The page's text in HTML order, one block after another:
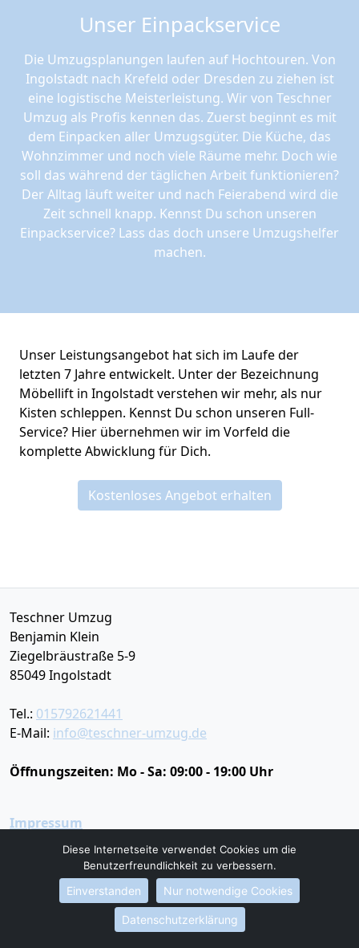
Unser Einpackservice
Die Umzugsplanungen laufen auf Hochtouren. Von
Ingolstadt nach Krefeld oder Dresden zu ziehen ist
eine logistische Meisterleistung. Wir von Teschner
Umzug als Profis kennen das. Zuerst beginnt es mit
dem Einpacken aller Umzugsgüter. Die Küche, das
Wohnzimmer und noch viele Räume mehr. Doch wie
soll das während der täglichen Arbeit funktionieren?
Der Alltag läuft weiter und nach Feierabend wird die
Zeit schnell knapp. Kennst Du schon unseren
Einpackservice? Lass das doch unsere Umzugshelfer
machen.
Unser Leistungsangebot hat sich im Laufe der
letzten 7 Jahre entwickelt. Unter der Bezeichnung
Möbellift in Ingolstadt verstehen wir mehr, als nur
Kisten schleppen. Kennst Du schon unseren Full-
Service? Hier übernehmen wir im Vorfeld die
komplette Abwicklung für Dich.
Kostenloses Angebot erhalten
Teschner Umzug
Benjamin Klein
Ziegelbräustraße 5-9
85049Ingolstadt
Tel.: 015792621441
E-Mail: info@teschner-umzug.de
Öffnungszeiten: Mo - Sa: 09:00 - 19:00 Uhr
Impressum
Datenschutz
Umzugsservice
Umzugsservice Ingolstadt
Büroumzug Ingolstadt
Diese Internetseite verwendet Cookies um die
Benutzerfreundlichkeit zu verbessern.
Einverstanden Nur notwendige Cookies
Datenschutzerklärung